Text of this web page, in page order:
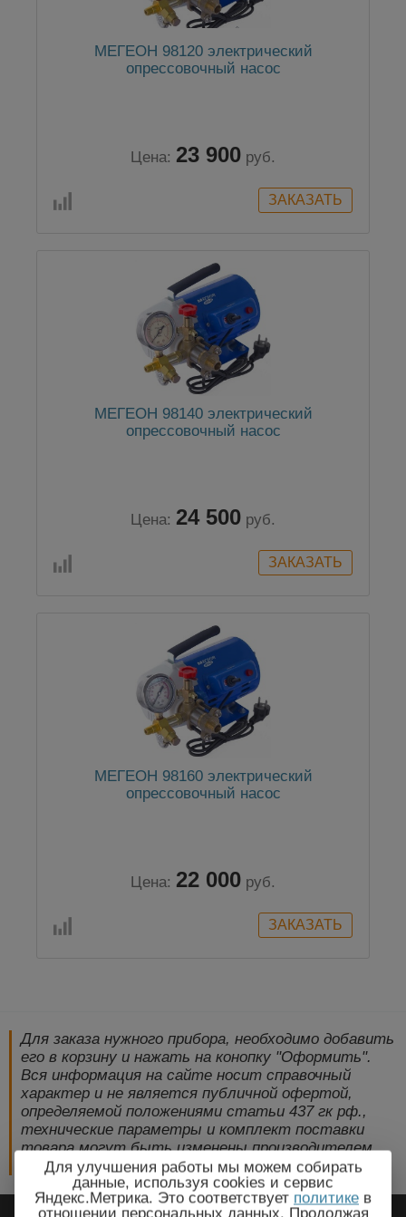
МЕГЕОН 98120 электрический
опрессовочный насос
Цена: 23 900 руб.
МЕГЕОН 98140 электрический
опрессовочный насос
Цена: 24 500 руб.
МЕГЕОН 98160 электрический
опрессовочный насос
Цена: 22 000 руб.
Для заказа нужного прибора, необходимо добавить
его в корзину и нажать на конопку "Оформить".
Вся информация на сайте носит справочный
характер и не является публичной офертой,
определяемой положениями статьи 437 гк рф.,
технические параметры и комплект поставки
товара могут быть изменены производителем
без предварительного уведомления!
2009-2026 © ЭлектроПрогресс -
Для улучшения работы мы можем собирать
данные, используя cookies и сервис
Яндекс.Метрика. Это соответствует политике в
отношении персональных данных. Продолжая